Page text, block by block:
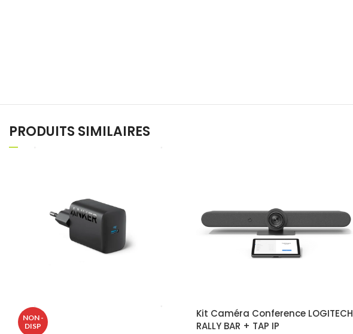
PRODUITS SIMILAIRES
NON -
DISP
Kit Caméra Conference LOGITECH
RALLY BAR + TAP IP